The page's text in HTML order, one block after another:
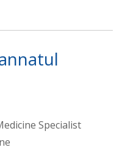
Specialist